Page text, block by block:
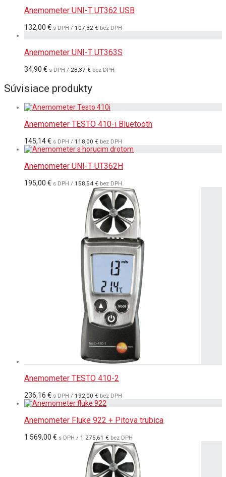
Anemometer UNI-T UT362 USB
132,00 € s DPH / 107,32 € bez DPH
Anemometer UNI-T UT363S
34,90 € s DPH / 28,37 € bez DPH
Súvisiace produkty
Anemometer TESTO 410-i Bluetooth
145,14€ s DPH / 118,00 € bez DPH
Anemometer UNI-T UT362H
195,00 € s DPH / 158,54 € bez DPH
Anemometer TESTO 410-2
236,16 € s DPH / 192,00 € bez DPH
Anemometer Fluke 922 + Pitova trubica
1 569,00 € s DPH / 1 275,61 € bez DPH